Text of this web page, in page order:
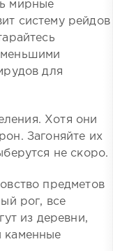
мирные
систему рейдов
для
Хотя они
Загоняйте их
не скоро.
предметов
рог, все
из деревни,
каменные